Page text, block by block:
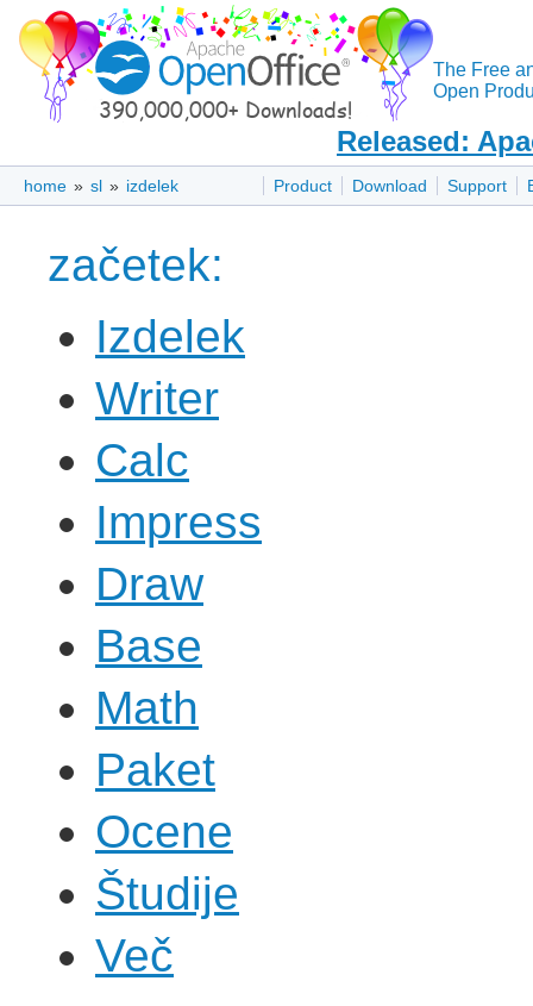
The Free
Open
Released:
Product Download Support
home » sl » izdelek
začetek:
Izdelek
Writer
Calc
Impress
Draw
Base
Math
Paket
Ocene
Študije
Več